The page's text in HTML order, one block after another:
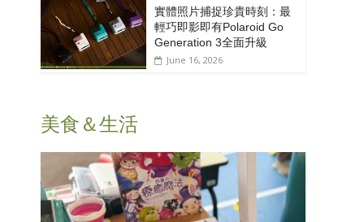
實體照片捕捉珍貴時刻：最
輕巧即影即有Polaroid Go
Generation 3全面升級
June 16, 2026
美食＆生活